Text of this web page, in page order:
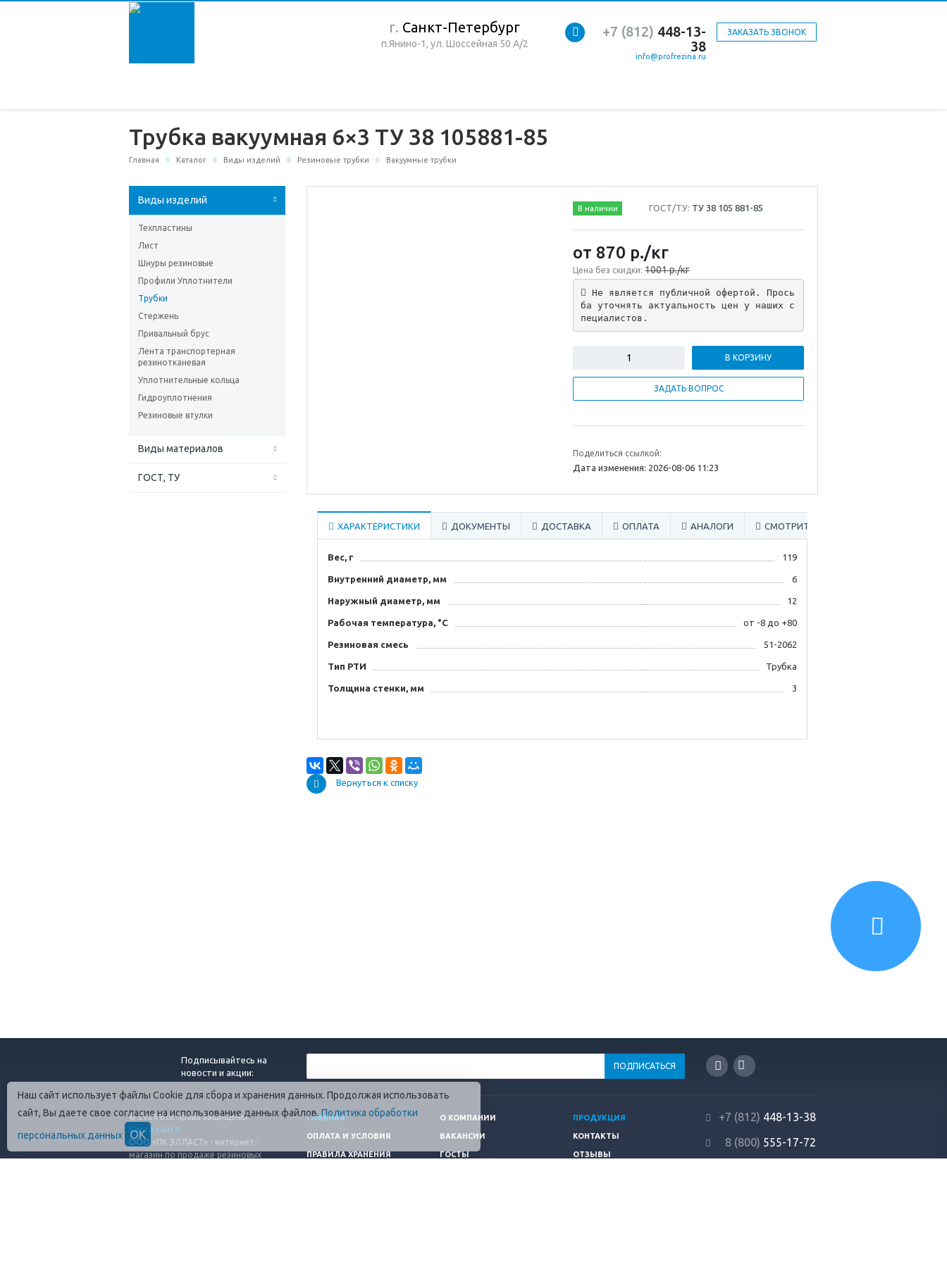
г. Санкт-Петербург
п.Янино-1, ул. Шоссейная 50 А/2
ЗАКАЗАТЬ ЗВОНОК
+7 (812) 448-13-
38
info@profrezina.ru
Трубка вакуумная 6×3 ТУ 38 105881-85
Главная Каталог Виды изделий Резиновые трубки Вакуумные трубки
Виды изделий
Техпластины
Лист
Шнуры резиновые
Профили Уплотнители
Трубки
Стержень
Привальный брус
Лента транспортерная
резинотканевая
Уплотнительные кольца
Гидроуплотнения
Резиновые втулки
Виды материалов
ГОСТ, ТУ
В наличии ГОСТ/ТУ: ТУ 38 105 881-85
от 870 р./кг
Цена без скидки: 1001 р./кг
Не является публичной офертой. Прось
ба уточнять актуальность цен у наших с
пециалистов.
В КОРЗИНУ
ЗАДАТЬ ВОПРОС
Поделиться ссылкой:
Дата изменения: 2026-08-06 11:23
ХАРАКТЕРИСТИКИ ДОКУМЕНТЫ ДОСТАВКА ОПЛАТА АНАЛОГИ СМОТРИТЕ ТАКЖЕ
Вес, г 119
Внутренний диаметр, мм 6
Наружный диаметр, мм 12
Рабочая температура, °C от -8 до +80
Резиновая смесь 51-2062
Тип РТИ Трубка
Толщина стенки, мм 3
Вернуться к списку
Подписывайтесь на
новости и акции:
© 2026 Все права защищены.
Карта сайта
ООО «ПК ЭЛЛАСТ» - интернет-
магазин по продаже резиновых
ГЛАВНАЯ О КОМПАНИИ ПРОДУКЦИЯ
ОПЛАТА И УСЛОВИЯ ВАКАНСИИ КОНТАКТЫ
ПРАВИЛА ХРАНЕНИЯ ГОСТЫ ОТЗЫВЫ
+7 (812) 448-13-38
8 (800) 555-17-72
Наш сайт использует файлы Cookie для сбора и хранения данных. Продолжая использовать
сайт, Вы даете свое согласие на использование данных файлов.Политика обработки
персональных данных
ОК